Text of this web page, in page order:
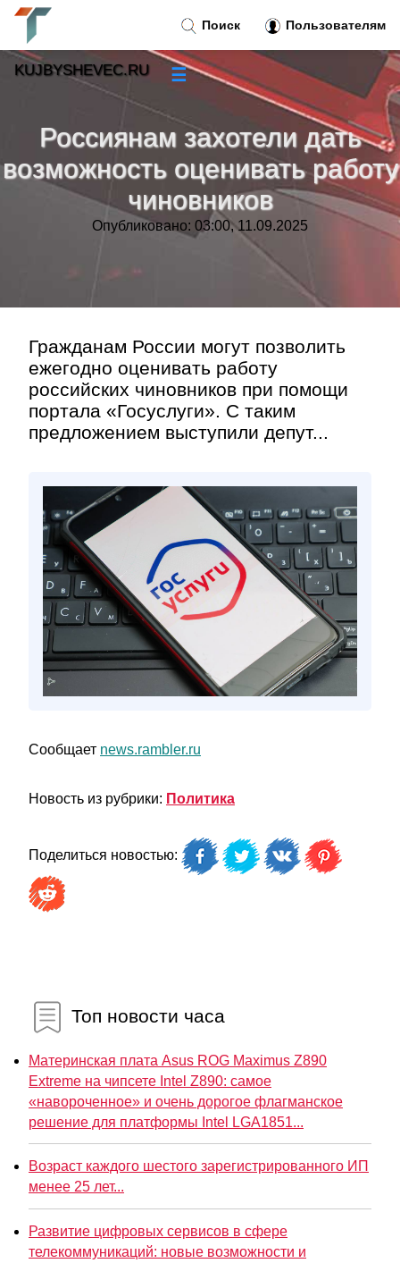
Россиянам захотели дать
возможность оценивать работу
чиновников
Опубликовано: 03:00, 11.09.2025
Гражданам России могут позволить
ежегодно оценивать работу
российских чиновников при помощи
портала «Госуслуги». С таким
предложением выступили депут...
Сообщает news.rambler.ru
Новость из рубрики: Политика
Поделиться новостью:
Топ новости часа
Материнская плата Asus ROG Maximus Z890
Extreme на чипсете Intel Z890: самое
«навороченное» и очень дорогое флагманское
решение для платформы Intel LGA1851...
Возраст каждого шестого зарегистрированного ИП
менее 25 лет...
Развитие цифровых сервисов в сфере
телекоммуникаций: новые возможности и
Поиск Пользователям
KUJBYSHEVEC.RU ☰
Новости»
Тренды новостей»
Рубрики»
Контакт»